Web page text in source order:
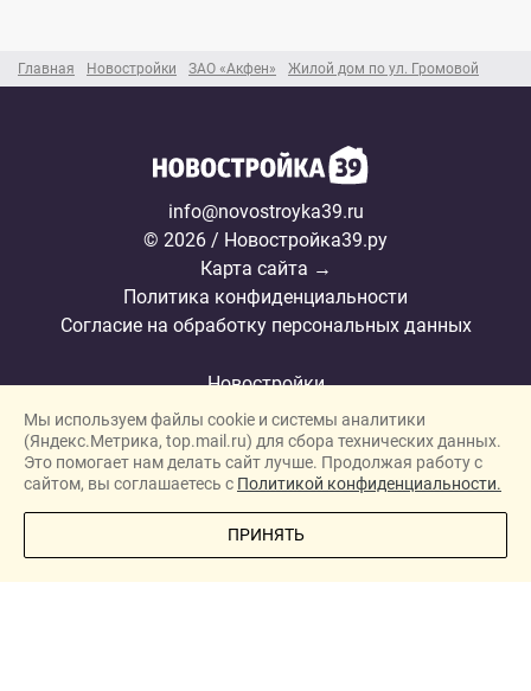
Главная Новостройки ЗАО «Акфен» Жилой дом по ул. Громовой
info@novostroyka39.ru
© 2026 / Новостройка39.ру
Карта сайта →
Политика конфиденциальности
Согласие на обработку персональных данных
Новостройки
Застройщики
Ипотека
Полезная информация
Видеообзоры ЖК
ПОЗВОНИТЕ МНЕ
Мы используем файлы cookie и системы аналитики
(Яндекс.Метрика, top.mail.ru) для сбора технических данных.
Это помогает нам делать сайт лучше. Продолжая работу с
сайтом, вы соглашаетесь с Политикой конфиденциальности.
ПРИНЯТЬ